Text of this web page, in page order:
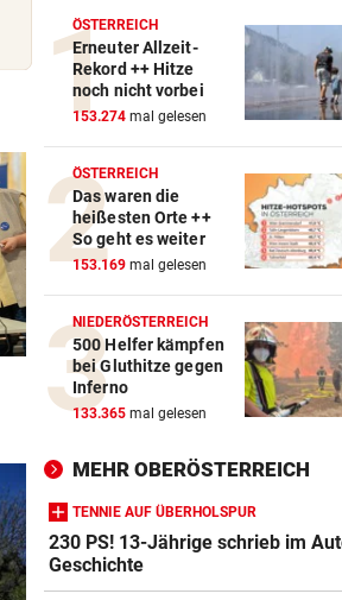
Voestalpine hat
Donau eingestellt
OFT WENIGER GESCHÄFT vor
Wirte mit Hitze-Einbußen:
liegen am See“
ÖSTERREICH
Erneuter Allzeit-
Rekord ++ Hitze
noch nicht vorbei
153.274 mal gelesen
ÖSTERREICH
Das waren die
heißesten Orte ++
So geht es weiter
153.169 mal gelesen
NIEDERÖSTERREICH
500 Helfer kämpfen
bei Gluthitze gegen
Inferno
133.365 mal gelesen
MEHR OBERÖSTERREICH
TENNIE AUF ÜBERHOLSPUR
230 PS! 13-Jährige schrieb im
Geschichte